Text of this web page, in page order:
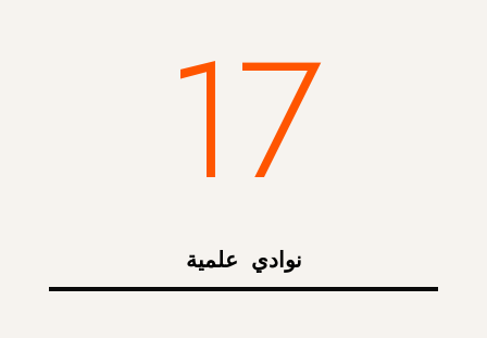
17
نوادي علمية